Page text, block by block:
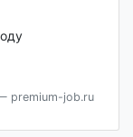
premium-job.ru